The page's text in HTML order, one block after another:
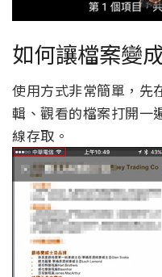
如何讓檔案變
使用方式非常簡單，先
輯、觀看的檔案打開一
線存取。